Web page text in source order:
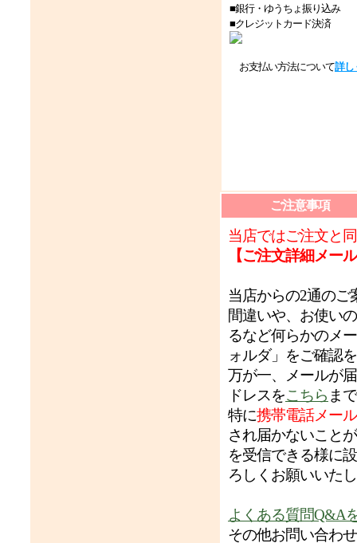
■銀行・ゆうちょ振り込み
■クレジットカード決済
お支払い方法について詳
ご注意事項
当店ではご注文と
【ご注文詳細メー
当店からの2通のご
間違いや、お使い
るなど何らかのメ
ォルダ」をご確認
万が一、メールが
ドレスをこちら ま
特に携帯電話メー
され届かないこと
を受信できる様に
ろしくお願いいた
よくある質問Q&A
その他お問い合わ